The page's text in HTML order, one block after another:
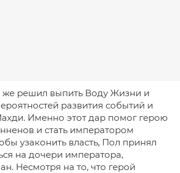
же решил выпить Воду Жизни и
развития событий и
Именно этот дар помог герою
и стать императором
узаконить власть, Пол принял
на дочери императора,
Несмотря на то, что герой